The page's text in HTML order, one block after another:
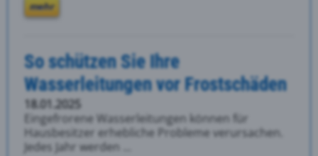
mehr
So schützen Sie Ihre
Wasserleitungen vor Frostschäden
18.01.2025
Eingefrorene Wasserleitungen können für
Hausbesitzer erhebliche Probleme verursachen.
Jedes Jahr werden ...